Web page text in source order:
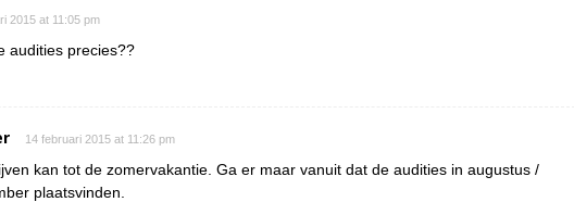
2015 at 11:05 pm
audities precies??
14 februari 2015 at 11:26 pm
kan tot de zomervakantie. Ga er maar vanuit dat de audities in augustus /
plaatsvinden.